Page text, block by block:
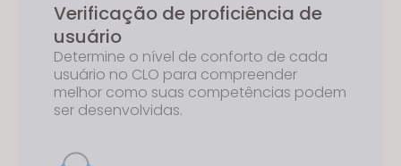
Verificação de proficiência de
usuário
Determine o nível de conforto de cada
usuário no CLO para compreender
melhor como suas competências podem
ser desenvolvidas.